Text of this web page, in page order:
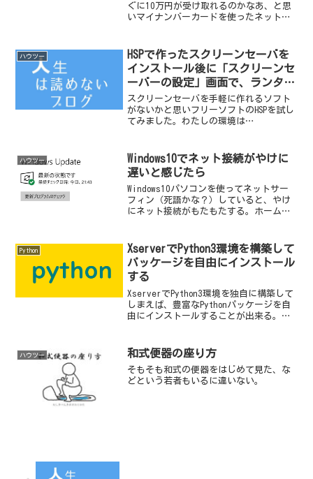
ぐに10万円が受け取れるのかなあ、と思
いマイナンバーカードを使ったネット申
バーカード以外では申請出来ない、と言
う点。世帯主が世帯の家...
ハウツー
HSPで作ったスクリーンセーバを
インストール後に「スクリーンセ
ーバーの設定」画面で、ランタイ
ムエラーがでるときの対処方法
スクリーンセーバを手軽に作れるソフト
がないかと思いフリーソフトのHSPを試し
てみました。わたしの環境は
に載っていたプログラムを参考にスク
リ...
ハウツー
Windows10でネット接続がやけに
遅いと感じたら
Windows10パソコンを使ってネットサー
フィン（死語かな？）していると、やけ
にネット接続がもたもたする。ホームペ
る。こんな時は、ありませんか？まず1番
に疑うべきは、W...
Python
XserverでPython3環境を構築して
パッケージを自由にインストール
する
XserverでPython3環境を独自に構築して
しまえば、豊富なPythonパッケージを自
由にインストールすることが出来る。さ
ことも出来るようになる。以下は...
ハウツー 和式便器の座り方
そもそも和式の便器をはじめて見た、な
どという若者もいるに違いない。